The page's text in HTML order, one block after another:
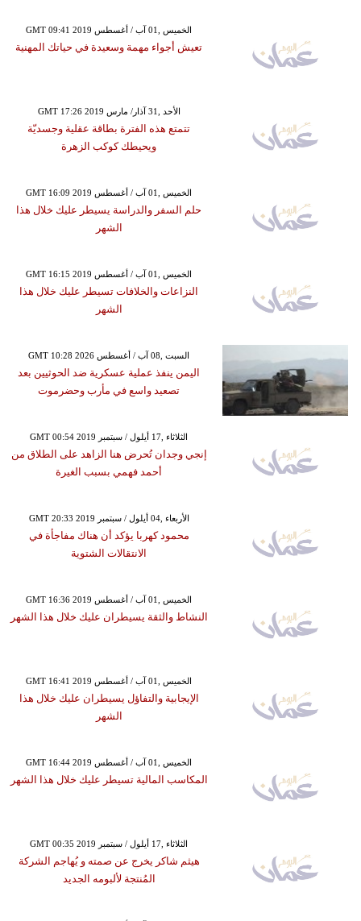
GMT 09:41 2019 الخميس ,01 آب / أغسطس
تعيش أجواء مهمة وسعيدة في حياتك المهنية
GMT 17:26 2019 الأحد ,31 آذار/ مارس
تتمتع هذه الفترة بطاقة عقلية وجسديّة
ويحيطك كوكب الزهرة
GMT 16:09 2019 الخميس ,01 آب / أغسطس
حلم السفر والدراسة يسيطر عليك خلال هذا
الشهر
GMT 16:15 2019 الخميس ,01 آب / أغسطس
النزاعات والخلافات تسيطر عليك خلال هذا
الشهر
GMT 10:28 2026 السبت ,08 آب / أغسطس
اليمن ينفذ عملية عسكرية ضد الحوثيين بعد
تصعيد واسع في مأرب وحضرموت
GMT 00:54 2019 الثلاثاء ,17 أيلول / سبتمبر
إنجي وجدان تُحرض هنا الزاهد على الطلاق من
أحمد فهمي بسبب الغيرة
GMT 20:33 2019 الأربعاء ,04 أيلول / سبتمبر
محمود كهربا يؤكد أن هناك مفاجأة في
الانتقالات الشتوية
GMT 16:36 2019 الخميس ,01 آب / أغسطس
النشاط والثقة يسيطران عليك خلال هذا الشهر
GMT 16:41 2019 الخميس ,01 آب / أغسطس
الإيجابية والتفاؤل يسيطران عليك خلال هذا
الشهر
GMT 16:44 2019 الخميس ,01 آب / أغسطس
المكاسب المالية تسيطر عليك خلال هذا الشهر
GMT 00:35 2019 الثلاثاء ,17 أيلول / سبتمبر
هيثم شاكر يخرج عن صمته و يُهاجم الشركة
المُنتجة لألبومه الجديد